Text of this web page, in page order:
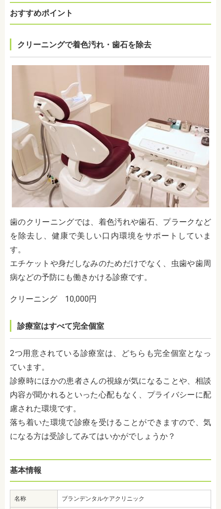
おすすめポイント
クリーニングで着色汚れ・歯石を除去
歯のクリーニングでは、着色汚れや歯石、プラークなど
を除去し、健康で美しい口内環境をサポートしていま
す。
エチケットや身だしなみのためだけでなく、虫歯や歯周
病などの予防にも働きかける診療です。
クリーニング 10,000円
診療室はすべて完全個室
2つ用意されている診療室は、どちらも完全個室となっ
ています。
診療時にほかの患者さんの視線が気になることや、相談
内容が聞かれるといった心配もなく、プライバシーに配
慮された環境です。
落ち着いた環境で診療を受けることができますので、気
になる方は受診してみてはいかがでしょうか？
基本情報
名称 ブランデンタルケアクリニック